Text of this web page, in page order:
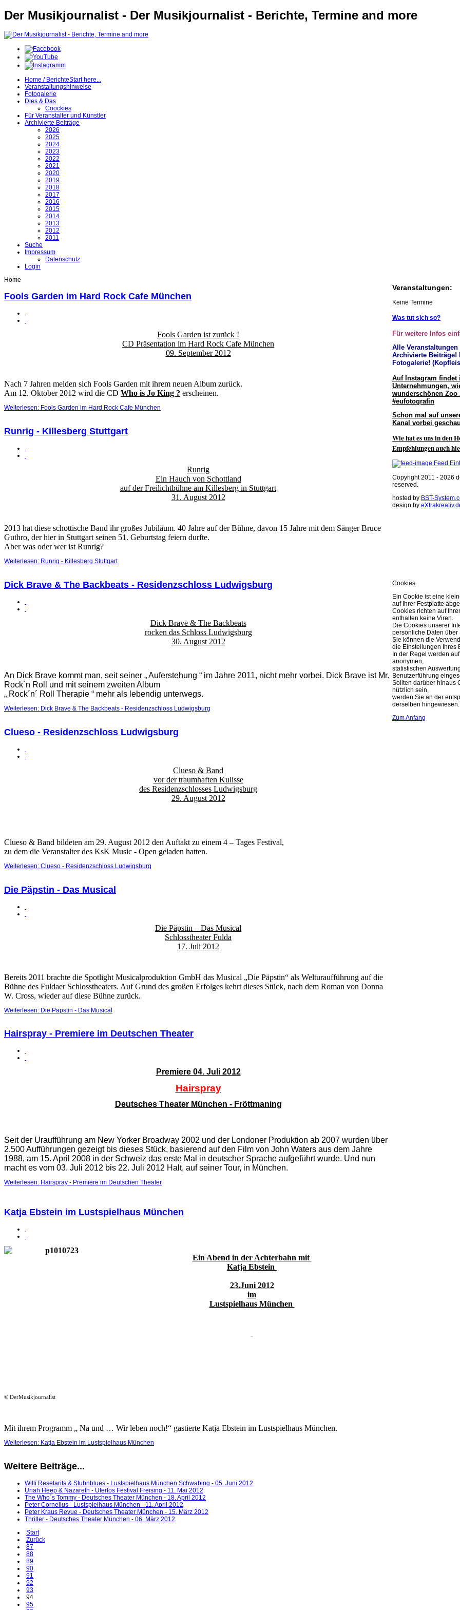
Der Musikjournalist - Der Musikjournalist - Berichte, Termine and more
Home / BerichteStart here...
Veranstaltungshinweise
Fotogalerie
Dies & Das
Coockies
Für Veranstalter und Künstler
Archivierte Beiträge
2026
2025
2024
2023
2022
2021
2020
2019
2018
2017
2016
2015
2014
2013
2012
2011
Suche
Impressum
Datenschutz
Login
Home
Fools Garden im Hard Rock Cafe München
Fools Garden ist zurück !
CD Präsentation im Hard Rock Cafe München
09. September 2012
Nach 7 Jahren melden sich Fools Garden mit ihrem neuen Album zurück.
Am 12. Oktober 2012 wird die CD Who is Jo King ? erscheinen.
Weiterlesen: Fools Garden im Hard Rock Cafe München
Runrig - Killesberg Stuttgart
Runrig
Ein Hauch von Schottland
auf der Freilichtbühne am Killesberg in Stuttgart
31. August 2012
2013 hat diese schottische Band ihr großes Jubiläum. 40 Jahre auf der Bühne, davon 15 Jahre mit dem Sänger Bruce
Guthro, der hier in Stuttgart seinen 51. Geburtstag feiern durfte.
Aber was oder wer ist Runrig?
Weiterlesen: Runrig - Killesberg Stuttgart
Dick Brave & The Backbeats - Residenzschloss Ludwigsburg
Dick Brave & The Backbeats
rocken das Schloss Ludwigsburg
30. August 2012
An Dick Brave kommt man, seit seiner „ Auferstehung “ im Jahre 2011, nicht mehr vorbei. Dick Brave ist Mr.
Rock´n Roll und mit seinem zweiten Album
„ Rock´n´ Roll Therapie “ mehr als lebendig unterwegs.
Weiterlesen: Dick Brave & The Backbeats - Residenzschloss Ludwigsburg
Clueso - Residenzschloss Ludwigsburg
Clueso & Band
vor der traumhaften Kulisse
des Residenzschlosses Ludwigsburg
29. August 2012
Clueso & Band bildeten am 29. August 2012 den Auftakt zu einem 4 – Tages Festival,
zu dem die Veranstalter des KsK Music - Open geladen hatten.
Weiterlesen: Clueso - Residenzschloss Ludwigsburg
Die Päpstin - Das Musical
Die Päpstin – Das Musical
Schlosstheater Fulda
17. Juli 2012
Bereits 2011 brachte die Spotlight Musicalproduktion GmbH das Musical „Die Päpstin“ als Welturaufführung auf die
Bühne des Fuldaer Schlosstheaters. Auf Grund des großen Erfolges kehrt dieses Stück, nach dem Roman von Donna
W. Cross, wieder auf diese Bühne zurück.
Weiterlesen: Die Päpstin - Das Musical
Hairspray - Premiere im Deutschen Theater
Premiere 04. Juli 2012
Hairspray
Deutsches Theater München - Fröttmaning
Seit der Uraufführung am New Yorker Broadway 2002 und der Londoner Produktion ab 2007 wurden über
2.500 Aufführungen gezeigt bis dieses Stück, basierend auf den Film von John Waters aus dem Jahre
1988, am 15. April 2008 in der Schweiz das erste Mal in deutscher Sprache aufgeführt wurde. Und nun
macht es vom 03. Juli 2012 bis 22. Juli 2012 Halt, auf seiner Tour, in München.
Weiterlesen: Hairspray - Premiere im Deutschen Theater
Katja Ebstein im Lustspielhaus München
Ein Abend in der Achterbahn mit
Katja Ebstein
23.Juni 2012
im
Lustspielhaus München
© DerMusikjournalist
Mit ihrem Programm „ Na und … Wir leben noch!“ gastierte Katja Ebstein im Lustspielhaus München.
Weiterlesen: Katja Ebstein im Lustspielhaus München
Weitere Beiträge...
Willi Resetarits & Stubnblues - Lustspielhaus München Schwabing - 05. Juni 2012
Uriah Heep & Nazareth - Uferlos Festival Freising - 11. Mai 2012
The Who´s Tommy - Deutsches Theater München - 18. April 2012
Peter Cornelius - Lustspielhaus München - 11. April 2012
Peter Kraus Revue - Deutsches Theater München - 15. März 2012
Thriller - Deutsches Theater München - 06. März 2012
Start
Zurück
87
88
89
90
91
92
93
94
95
Veranstaltungen:
Keine Termine
Was tut sich so?
Für weitere Infos
Alle Veranstaltungen
Archivierte Beiträge!
Fotogalerie!
Auf Instagram
Unternehmungen,
wunderschönen Zoo
#eufotografin
Schon mal auf
Kanal vorbei
Wie hat es uns in den
Empfehlungen auch
Feed
Copyright 2011 - 2026
reserved.
hosted by BST-
design by
Cookies.
Ein Cookie ist eine
auf Ihrer Festplatte
Cookies richten auf
enthalten keine Viren.
Die Cookies unserer
persönliche Daten über
Sie können die
die Einstellungen Ihres
In der Regel werden
anonymen,
statistischen
Benutzerführung
Sollten darüber hinaus
nützlich sein,
werden Sie an der
derselben hingewiesen.
Zum Anfang